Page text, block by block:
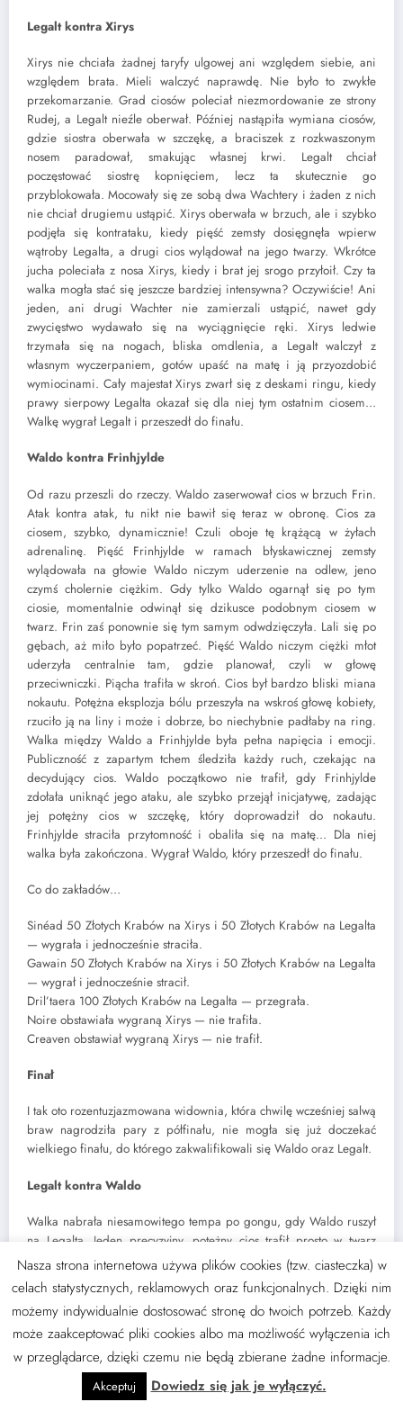
Legalt kontra Xirys
Xirys nie chciała żadnej taryfy ulgowej ani względem siebie, ani
względem brata. Mieli walczyć naprawdę. Nie było to zwykłe
przekomarzanie. Grad ciosów poleciał niezmordowanie ze strony
Rudej, a Legalt nieźle oberwał. Później nastąpiła wymiana ciosów,
gdzie siostra oberwała w szczękę, a braciszek z rozkwaszonym
nosem paradował, smakując własnej krwi. Legalt chciał
poczęstować siostrę kopnięciem, lecz ta skutecznie go
przyblokowała. Mocowały się ze sobą dwa Wachtery i żaden z nich
nie chciał drugiemu ustąpić. Xirys oberwała w brzuch, ale i szybko
podjęła się kontrataku, kiedy pięść zemsty dosięgnęła wpierw
wątroby Legalta, a drugi cios wylądował na jego twarzy. Wkrótce
jucha poleciała z nosa Xirys, kiedy i brat jej srogo przyłoił. Czy ta
walka mogła stać się jeszcze bardziej intensywna? Oczywiście! Ani
jeden, ani drugi Wachter nie zamierzali ustąpić, nawet gdy
zwycięstwo wydawało się na wyciągnięcie ręki. Xirys ledwie
trzymała się na nogach, bliska omdlenia, a Legalt walczył z
własnym wyczerpaniem, gotów upaść na matę i ją przyozdobić
wymiocinami. Cały majestat Xirys zwarł się z deskami ringu, kiedy
prawy sierpowy Legalta okazał się dla niej tym ostatnim ciosem…
Walkę wygrał Legalt i przeszedł do finału.
Waldo kontra Frinhjylde
Od razu przeszli do rzeczy. Waldo zaserwował cios w brzuch Frin.
Atak kontra atak, tu nikt nie bawił się teraz w obronę. Cios za
ciosem, szybko, dynamicznie! Czuli oboje tę krążącą w żyłach
adrenalinę. Pięść Frinhjylde w ramach błyskawicznej zemsty
wylądowała na głowie Waldo niczym uderzenie na odlew, jeno
czymś cholernie ciężkim. Gdy tylko Waldo ogarnął się po tym
ciosie, momentalnie odwinął się dzikusce podobnym ciosem w
twarz. Frin zaś ponownie się tym samym odwdzięczyła. Lali się po
gębach, aż miło było popatrzeć. Pięść Waldo niczym ciężki młot
uderzyła centralnie tam, gdzie planował, czyli w głowę
przeciwniczki. Piącha trafiła w skroń. Cios był bardzo bliski miana
nokautu. Potężna eksplozja bólu przeszyła na wskroś głowę kobiety,
rzuciło ją na liny i może i dobrze, bo niechybnie padłaby na ring.
Walka między Waldo a Frinhjylde była pełna napięcia i emocji.
Publiczność z zapartym tchem śledziła każdy ruch, czekając na
decydujący cios. Waldo początkowo nie trafił, gdy Frinhjylde
zdołała uniknąć jego ataku, ale szybko przejął inicjatywę, zadając
jej potężny cios w szczękę, który doprowadził do nokautu.
Frinhjylde straciła przytomność i obaliła się na matę… Dla niej
walka była zakończona. Wygrał Waldo, który przeszedł do finału.
Co do zakładów…
Sinéad 50 Złotych Krabów na Xirys i 50 Złotych Krabów na Legalta
— wygrała i jednocześnie straciła.
Gawain 50 Złotych Krabów na Xirys i 50 Złotych Krabów na Legalta
— wygrał i jednocześnie stracił.
Dril’taera 100 Złotych Krabów na Legalta — przegrała.
Noire obstawiała wygraną Xirys — nie trafiła.
Creaven obstawiał wygraną Xirys — nie trafił.
Finał
I tak oto rozentuzjazmowana widownia, która chwilę wcześniej salwą
braw nagrodziła pary z półfinału, nie mogła się już doczekać
wielkiego finału, do którego zakwalifikowali się Waldo oraz Legalt.
Legalt kontra Waldo
Walka nabrała niesamowitego tempa po gongu, gdy Waldo ruszył
na Legalta. Jeden precyzyjny, potężny cios trafił prosto w twarz
Ostwaldczyka, rozbijając jego wargę, wybijając ząb i rozlewając
krew. Cios był tak silny, że Legalt poczuł się, jakby znalazł się na
skraju wytrzymałości. Pomimo bólu, próbował odpowiedzieć,
jednak Waldo, zyskując przewagę, szybko zadał kolejny cios,
kopiąc go w brzuch. Mimo zamroczenia Legalt starał się walczyć,
ale runda należała zdecydowanie do Waldo. Walka rozpoczęła się
od szybkich i brutalnych ciosów, a Waldo nie zamierzał oszczędzać
Legalta. Cios trafił w kolano przeciwnika, co spowodowało kolejne
Nasza strona internetowa używa plików cookies (tzw. ciasteczka) w
celach statystycznych, reklamowych oraz funkcjonalnych. Dzięki nim
możemy indywidualnie dostosować stronę do twoich potrzeb. Każdy
może zaakceptować pliki cookies albo ma możliwość wyłączenia ich
w przeglądarce, dzięki czemu nie będą zbierane żadne informacje.
Akceptuj Dowiedz się jak je wyłączyć.